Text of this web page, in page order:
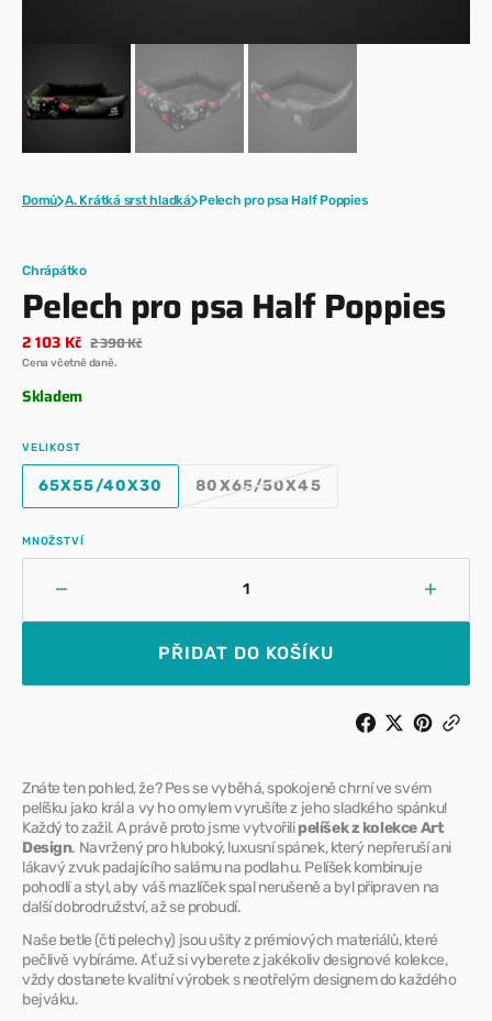
Domů A. Krátká srst hladká Pelech pro psa Half Poppies
Chrápátko
Pelech pro psa Half Poppies
Prodejní
cena
2 103 Kč Běžná
2 390 Kč
Cena včetně daně.
Skladem
VELIKOST
65X55/40X30
VARIANTA
VYPRODÁNA
80X65/50X45
VARIANTA
MNOŽSTVÍ
množství
pro
Zvýšit
pro
psa
Half
PŘIDAT DO KOŠÍKU
Znáte ten pohled, že? Pes se vyběhá, spokojeně chrní ve svém
pelíšku jako král a vy ho omylem vyrušíte z jeho sladkého spánku!
Každý to zažil. A právě proto jsme vytvořilipelíšek z kolekce Art
Design. Navržený pro hluboký, luxusní spánek, který nepřeruší ani
lákavý zvuk padajícího salámu na podlahu. Pelíšek kombinuje
pohodlí a styl, aby váš mazlíček spal nerušeně a byl připraven na
další dobrodružství, až se probudí.
Naše betle (čti pelechy) jsou ušity z prémiových materiálů, které
pečlivě vybíráme. Ať už si vyberete z jakékoliv designové kolekce,
vždy dostanete kvalitní výrobek s neotřelým designem do každého
bejváku.